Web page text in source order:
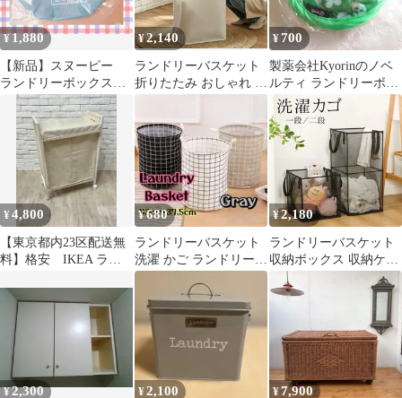
チボックス ランドリー
ボックス アメリカン シ
ンプル レトロ 片付け
リビング オフィス
分格付き （ホワイト）
¥1,880
【新品】スヌーピー
ランドリーボックス
ブルー PEANUTS 洗
濯 小物入れ
¥2,140
ランドリーバスケット
折りたたみ おしゃれ ラ
洗濯かご 新生活
¥700
製薬会社Kyorinのノベ
ルティ ランドリーボッ
クス 折りたたみ式
¥4,800
【東京都内23区配送無
料】格安 IKEA ラン
機 カゴ
¥680
ランドリーバスケット
洗濯 かご ランドリーバ
ッグ ボックス カゴ 北
欧 グレー
¥2,180
ランドリーバスケット
収納ボックス 収納ケー
ス 衣類 バスケット メ
ッシュ製 洗濯カゴ 折り
たたみ 洗濯物入れ ダブ
ル 二段 ランドリー 持
ち運び便利 洗濯カゴ 洗
濯 かご ランドリーバス
ケット 洗濯物入れ 脱衣
¥2,300 ¥2,100 ¥7,900